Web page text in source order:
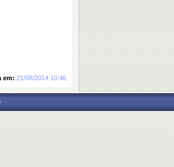
em: 21/08/2014 10:46